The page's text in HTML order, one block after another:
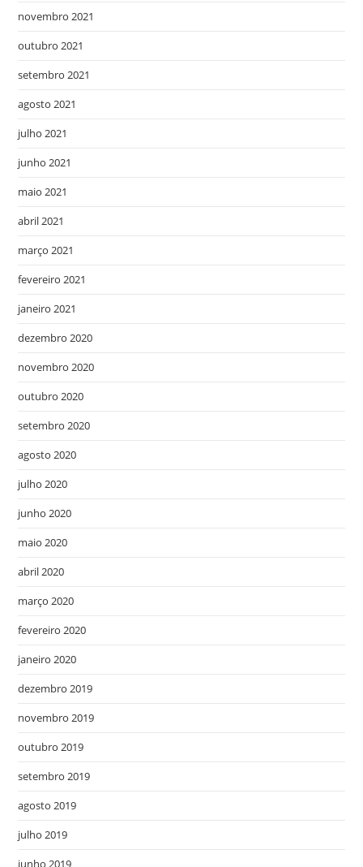
novembro 2021
outubro 2021
setembro 2021
agosto 2021
julho 2021
junho 2021
maio 2021
abril 2021
março 2021
fevereiro 2021
janeiro 2021
dezembro 2020
novembro 2020
outubro 2020
setembro 2020
agosto 2020
julho 2020
junho 2020
maio 2020
abril 2020
março 2020
fevereiro 2020
janeiro 2020
dezembro 2019
novembro 2019
outubro 2019
setembro 2019
agosto 2019
julho 2019
junho 2019